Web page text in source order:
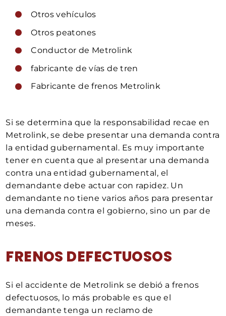
Otros vehículos
Otros peatones
Conductor de Metrolink
fabricante de vías de tren
Fabricante de frenos Metrolink
Si se determina que la responsabilidad recae en
Metrolink, se debe presentar una demanda contra
la entidad gubernamental. Es muy importante
tener en cuenta que al presentar una demanda
contra una entidad gubernamental, el
demandante debe actuar con rapidez. Un
demandante no tiene varios años para presentar
una demanda contra el gobierno, sino un par de
meses.
FRENOS DEFECTUOSOS
Si el accidente de Metrolink se debió a frenos
defectuosos, lo más probable es que el
demandante tenga un reclamo de